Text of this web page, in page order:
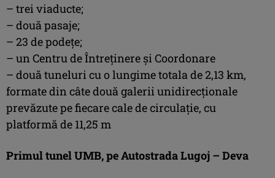
– trei viaducte;
– două pasaje;
– 23 de podețe;
– un Centru de Întreținere și Coordonare
– două tuneluri cu o lungime totala de 2,13 km,
formate din câte două galerii unidirecționale
prevăzute pe fiecare cale de circulație, cu
platformă de 11,25 m
Primul tunel UMB, pe Autostrada Lugoj – Deva